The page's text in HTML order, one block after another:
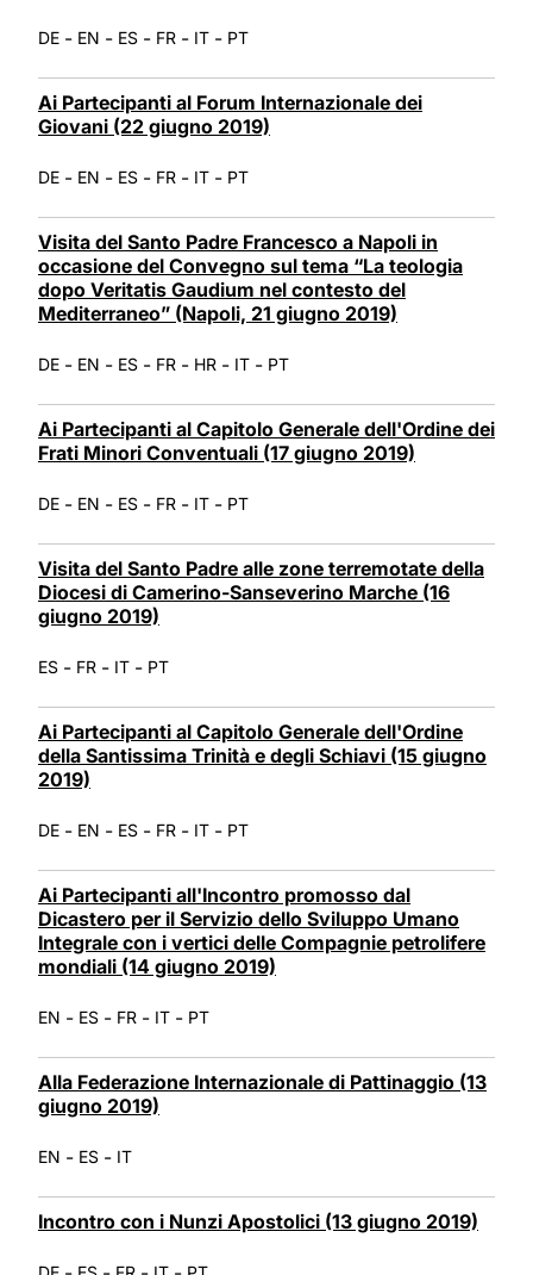
DE - EN - ES - FR - IT - PT
Ai Partecipanti al Forum Internazionale dei
Giovani (22 giugno 2019)
DE - EN - ES - FR - IT - PT
Visita del Santo Padre Francesco a Napoli in
occasione del Convegno sul tema “La teologia
dopo Veritatis Gaudium nel contesto del
Mediterraneo” (Napoli, 21 giugno 2019)
DE - EN - ES - FR - HR - IT - PT
Ai Partecipanti al Capitolo Generale dell'Ordine dei
Frati Minori Conventuali (17 giugno 2019)
DE - EN - ES - FR - IT - PT
Visita del Santo Padre alle zone terremotate della
Diocesi di Camerino-Sanseverino Marche (16
giugno 2019)
ES - FR - IT - PT
Ai Partecipanti al Capitolo Generale dell'Ordine
della Santissima Trinità e degli Schiavi (15 giugno
2019)
DE - EN - ES - FR - IT - PT
Ai Partecipanti all'Incontro promosso dal
Dicastero per il Servizio dello Sviluppo Umano
Integrale con i vertici delle Compagnie petrolifere
mondiali (14 giugno 2019)
EN - ES - FR - IT - PT
Alla Federazione Internazionale di Pattinaggio (13
giugno 2019)
EN - ES - IT
Incontro con i Nunzi Apostolici (13 giugno 2019)